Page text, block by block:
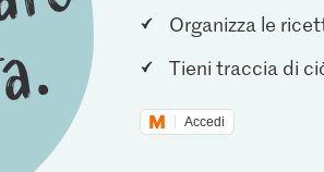
Organizza le
Tieni traccia di
Accedi